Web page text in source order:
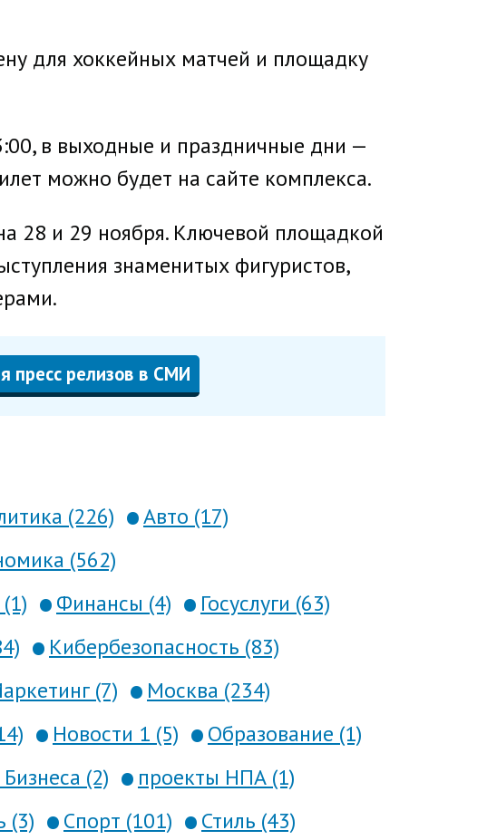
для хоккейных матчей и площадку
в выходные и праздничные дни —
можно будет на сайте комплекса.
28 и 29 ноября. Ключевой площадкой
знаменитых фигуристов,
пресс релизов в СМИ
(226)
Авто (17)
(562)
Финансы (4)
Госуслуги (63)
Кибербезопасность (83)
(7)
Москва (234)
Новости 1 (5)
Образование (1)
(2)
проекты НПА (1)
(3) Спорт (101) Стиль (43)